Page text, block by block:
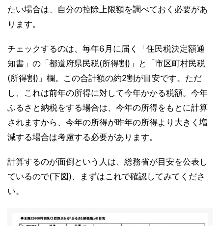
たい場合は、自分の控除上限額を調べておく必要があ
ります。
チェックするのは、毎年6月に届く「住民税決定額通
知書」の「都道府県民税(所得割)」と「市区町村民税
(所得割)」欄。この合計額の約2割が目安です。ただ
し、これは前年の所得に対して今年かかる税額。今年
ふるさと納税をする場合は、今年の所得をもとに計算
されますから、今年の所得が昨年の所得より大きく増
減する場合は考慮する必要があります。
計算するのが面倒という人は、総務省が目安を公表し
ているので(下図)、まずはこれで確認してみてくださ
い。